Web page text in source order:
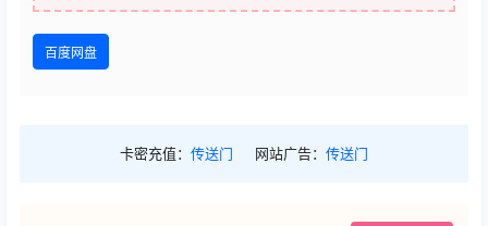
百度网盘
卡密充值： 传送门 网站广告： 传送门